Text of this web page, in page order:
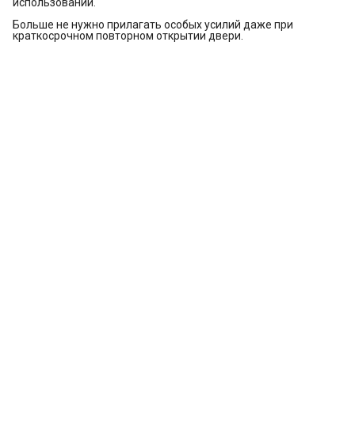
Больше не нужно прилагать особых усилий даже при
краткосрочном повторном открытии двери.